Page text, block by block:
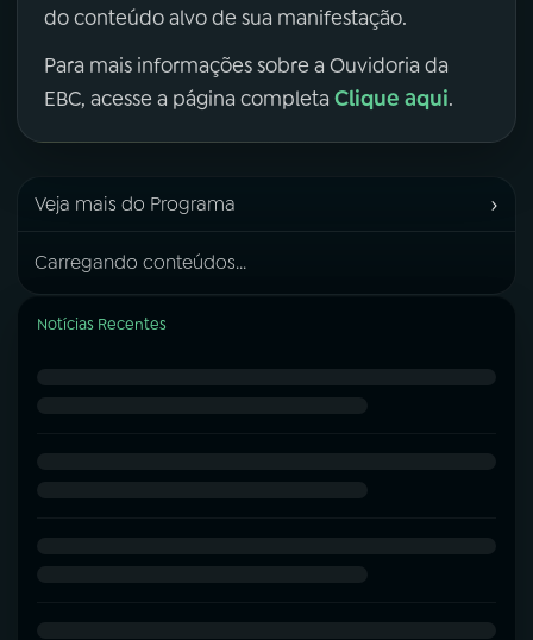
do conteúdo alvo de sua manifestação.
Para mais informações sobre a Ouvidoria da
EBC, acesse a página completa Clique aqui.
Veja mais do Programa ›
Carregando conteúdos...
Notícias Recentes